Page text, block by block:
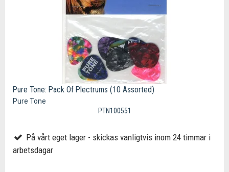
Pure Tone: Pack Of Plectrums (10 Assorted)
Pure Tone
PTN100551
På vårt eget lager - skickas vanligtvis inom 24 timmar i
arbetsdagar